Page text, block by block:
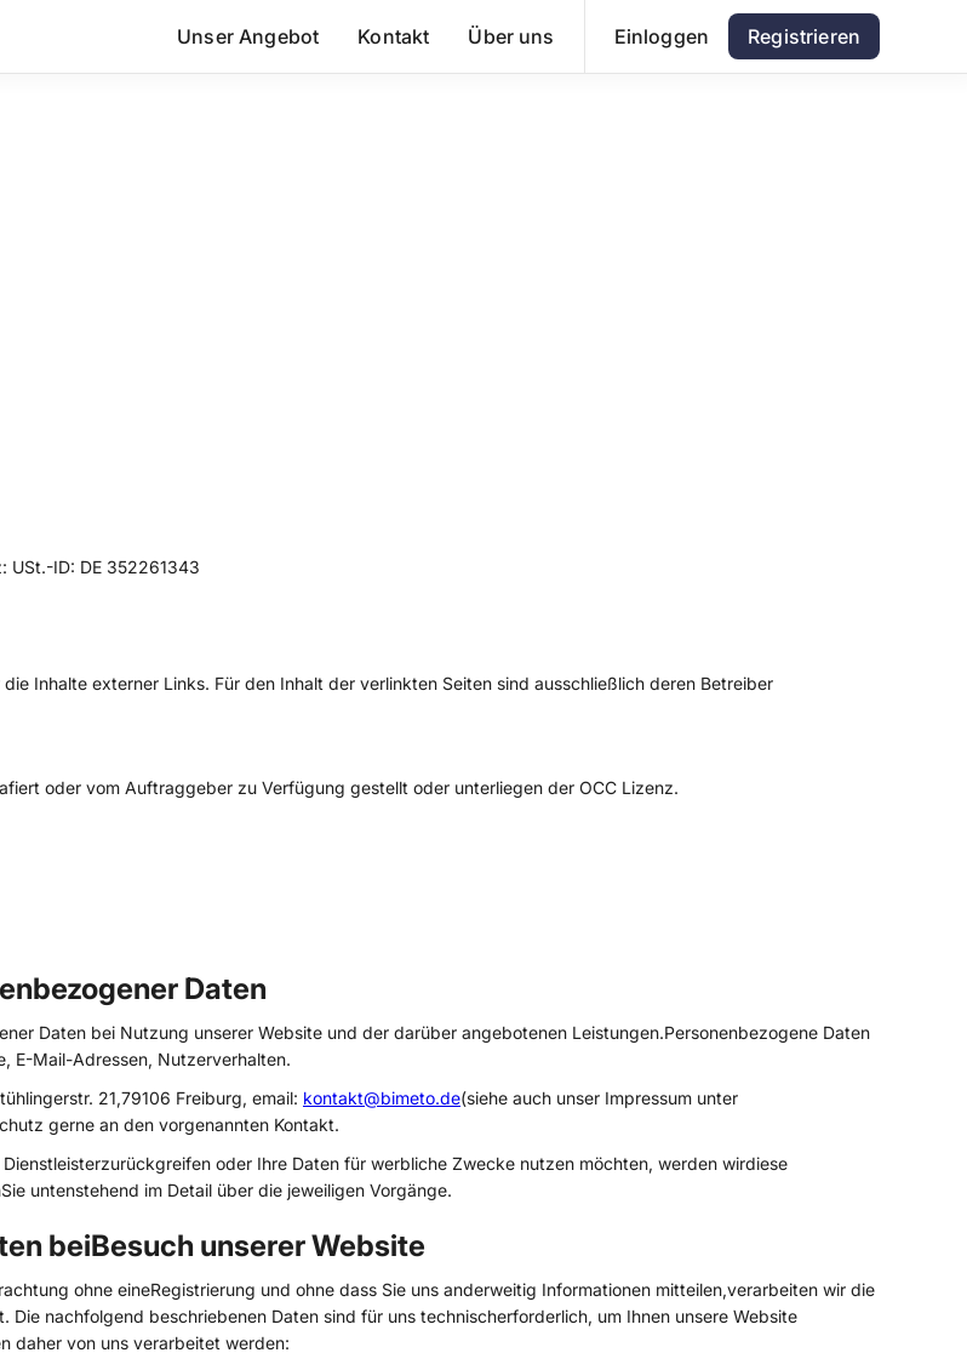
Unser Angebot Kontakt Über uns Einloggen Registrieren
USt.-ID: DE 352261343
Inhalte externer Links. Für den Inhalt der verlinkten Seiten sind ausschließlich deren Betreiber
oder vom Auftraggeber zu Verfügung gestellt oder unterliegen der OCC Lizenz.
Daten
Daten bei Nutzung unserer Website und der darüber angebotenen Leistungen.Personenbezogene Daten
E-Mail-Adressen, Nutzerverhalten.
21,79106 Freiburg, email: kontakt@bimeto.de(siehe auch unser Impressum unter
gerne an den vorgenannten Kontakt.
oder Ihre Daten für werbliche Zwecke nutzen möchten, werden wirdiese
untenstehend im Detail über die jeweiligen Vorgänge.
beiBesuch unserer Website
ohne eineRegistrierung und ohne dass Sie uns anderweitig Informationen mitteilen,verarbeiten wir die
nachfolgend beschriebenen Daten sind für uns technischerforderlich, um Ihnen unsere Website
daher von uns verarbeitet werden: